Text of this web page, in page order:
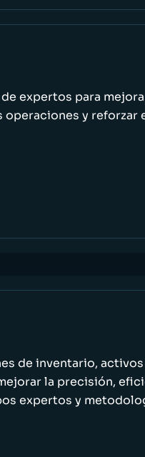
expertos para
operaciones y reforzar
de inventario, activos
la precisión,
expertos y